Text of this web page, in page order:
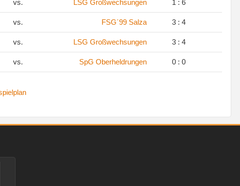
vs. LSG Großwechsungen 1 : 6
vs. FSG´99 Salza 3 : 4
vs. LSG Großwechsungen 3 : 4
vs. SpG Oberheldrungen 0 : 0